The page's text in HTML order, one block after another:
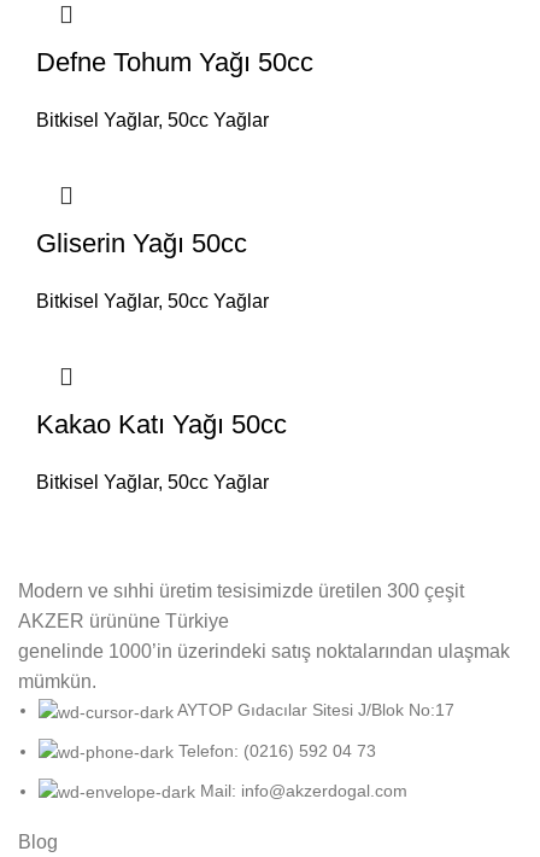
Defne Tohum Yağı 50cc
Bitkisel Yağlar, 50cc Yağlar
Gliserin Yağı 50cc
Bitkisel Yağlar, 50cc Yağlar
Kakao Katı Yağı 50cc
Bitkisel Yağlar, 50cc Yağlar
Modern ve sıhhi üretim tesisimizde üretilen 300 çeşit
AKZER ürününe Türkiye
genelinde 1000’in üzerindeki satış noktalarından ulaşmak
mümkün.
AYTOP Gıdacılar Sitesi J/Blok No:17
Telefon: (0216) 592 04 73
Mail: info@akzerdogal.com
Blog